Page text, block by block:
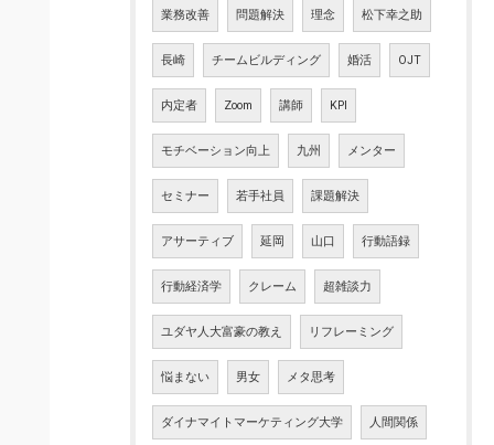
業務改善 問題解決 理念 松下幸之助
長崎 チームビルディング 婚活 OJT
内定者 Zoom 講師 KPI
モチベーション向上 九州 メンター
セミナー 若手社員 課題解決
アサーティブ 延岡 山口 行動語録
行動経済学 クレーム 超雑談力
ユダヤ人大富豪の教え リフレーミング
悩まない 男女 メタ思考
ダイナマイトマーケティング大学 人間関係